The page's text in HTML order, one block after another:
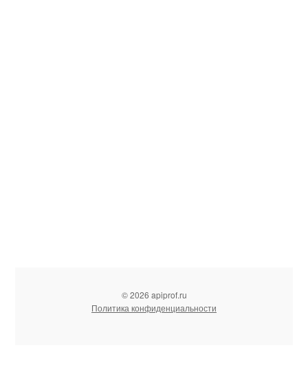
© 2026 apiprof.ru
Политика конфиденциальности